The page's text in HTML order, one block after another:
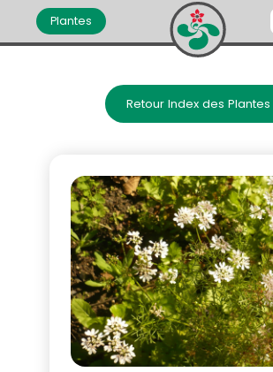
Plantes
Retour Index des Plantes